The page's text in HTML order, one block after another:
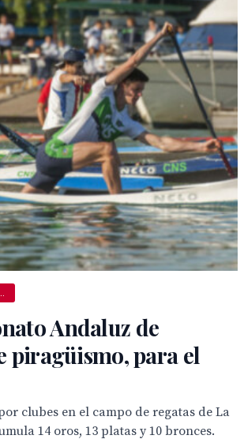
Andaluz de
piragüismo, para el
clubes en el campo de regatas de La
14 oros, 13 platas y 10 bronces.